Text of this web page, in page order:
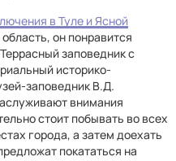
в Туле и Ясной
он понравится
заповедник с
историко-
заповедник В.Д.
внимания
стоит побывать во всех
города, а затем доехать
покататься на